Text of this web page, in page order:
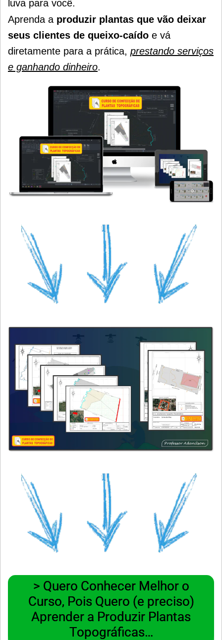
luva para você.
Aprenda a produzir plantas que vão deixar
seus clientes de queixo-caído e vá
diretamente para a prática, prestando serviços
e ganhando dinheiro.
> Quero Conhecer Melhor o
Curso, Pois Quero (e preciso)
Aprender a Produzir Plantas
Topográficas…